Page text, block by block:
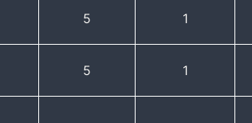
5 1
5 1